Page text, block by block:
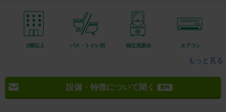
2階以上 バス・トイレ別 独立洗面台 エアコン
もっと見る
設備・特徴について聞く 無料